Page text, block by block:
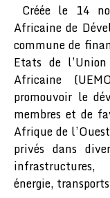
Créée le 14
Africaine de
commune de
Etats de
Africaine
promouvoir le
membres et de
Afrique de
privés dans
énergie,